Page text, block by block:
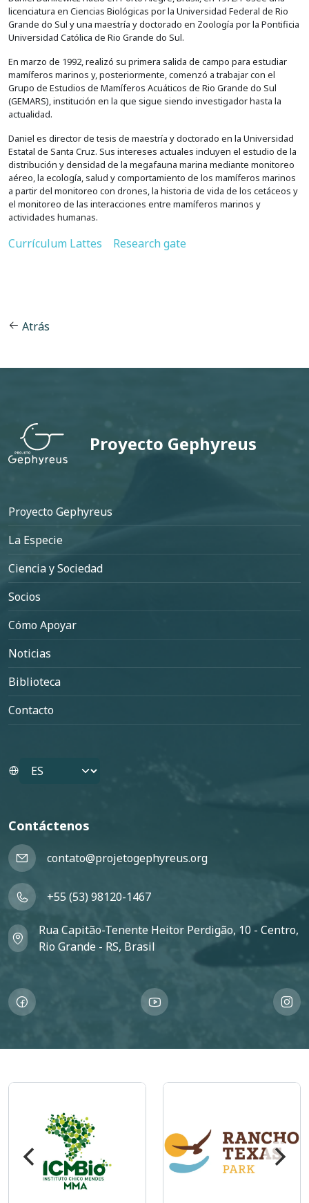
licenciatura en Ciencias Biológicas por la Universidad Federal de Rio
Grande do Sul y una maestría y doctorado en Zoología por la Pontificia
Universidad Católica de Rio Grande do Sul.
En marzo de 1992, realizó su primera salida de campo para estudiar
mamíferos marinos y, posteriormente, comenzó a trabajar con el
Grupo de Estudios de Mamíferos Acuáticos de Rio Grande do Sul
(GEMARS), institución en la que sigue siendo investigador hasta la
actualidad.
Daniel es director de tesis de maestría y doctorado en la Universidad
Estatal de Santa Cruz. Sus intereses actuales incluyen el estudio de la
distribución y densidad de la megafauna marina mediante monitoreo
aéreo, la ecología, salud y comportamiento de los mamíferos marinos
a partir del monitoreo con drones, la historia de vida de los cetáceos y
el monitoreo de las interacciones entre mamíferos marinos y
actividades humanas.
Currículum Lattes Research gate
Atrás
Proyecto Gephyreus
Pie de página
Proyecto Gephyreus
La Especie
Ciencia y Sociedad
Socios
Cómo Apoyar
Noticias
Biblioteca
Contacto
Select your language
Contáctenos
contato@projetogephyreus.org
+55 (53) 98120-1467
Rua Capitão-Tenente Heitor Perdigão, 10 - Centro,
Rio Grande - RS, Brasil
Imagem Imagem